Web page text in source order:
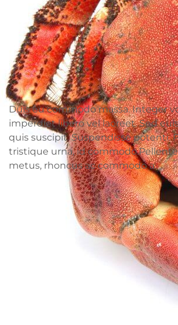
Duis eu commodo massa. Integer
imperdiet libero vel laoreet. Sed
quis suscipit. Suspendisse potenti.
tristique urna, id
metus, rhoncus ac commodo a.